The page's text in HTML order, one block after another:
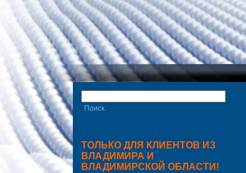
ТОЛЬКО ДЛЯ КЛИЕНТОВ ИЗ
ВЛАДИМИРА И
ВЛАДИМИРСКОЙ ОБЛАСТИ!